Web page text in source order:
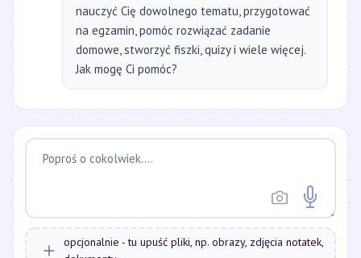
nauczyć Cię dowolnego tematu, przygotować
na egzamin, pomóc rozwiązać zadanie
domowe, stworzyć fiszki, quizy i wiele więcej.
Jak mogę Ci pomóc?
opcjonalnie - tu upuść pliki, np. obrazy, zdjęcia notatek,